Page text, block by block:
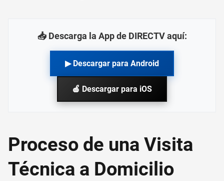
📥 Descarga la App de DIRECTV aquí:
▶ Descargar para Android
🍎 Descargar para iOS
Proceso de una Visita
Técnica a Domicilio